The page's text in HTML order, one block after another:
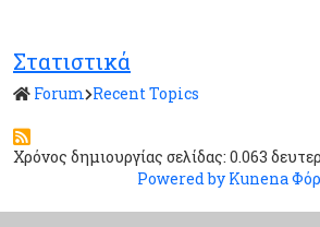
Στατιστικά
Forum Recent Topics
Χρόνος δημιουργίας σελίδας: 0.063
Powered by Kunena